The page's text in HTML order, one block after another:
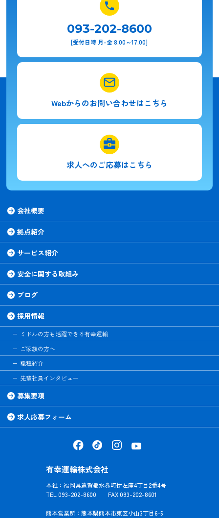
093-202-8600
[受付日時 月-金 8:00～17:00]
Webからのお問い合わせはこちら
求人へのご応募はこちら
会社概要
拠点紹介
サービス紹介
安全に関する取組み
ブログ
採用情報
ミドルの方も活躍できる有幸運輸
ご家族の方へ
職種紹介
先輩社員インタビュー
募集要項
求人応募フォーム
有幸運輸株式会社
本社：福岡県遠賀郡水巻町伊左座4丁目2番4号
TEL 093-202-8600 FAX 093-202-8601
熊本営業所：熊本県熊本市東区小山3丁目6-5